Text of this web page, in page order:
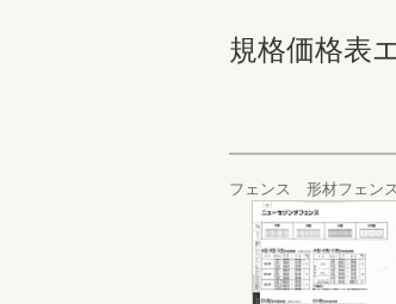
規格価格表
フェンス 形材フェンス